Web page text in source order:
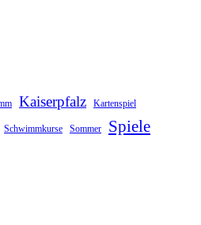
Kaiserpfalz Kartenspiel
Schwimmkurse Sommer Spiele